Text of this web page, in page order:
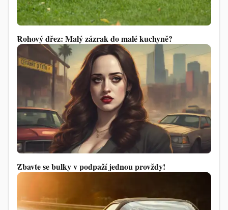
Rohový dřez: Malý zázrak do malé kuchyně?
Zbavte se bulky v podpaží jednou provždy!